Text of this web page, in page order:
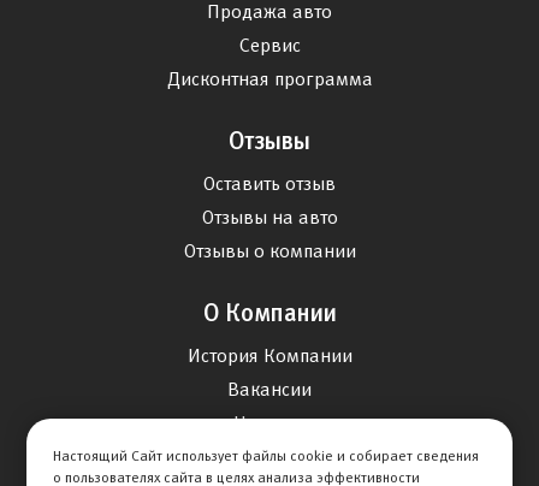
Продажа авто
Сервис
Дисконтная программа
Отзывы
Оставить отзыв
Отзывы на авто
Отзывы о компании
О Компании
История Компании
Вакансии
Новости
Настоящий Сайт использует файлы cookie и собирает сведения
о пользователях сайта в целях анализа эффективности